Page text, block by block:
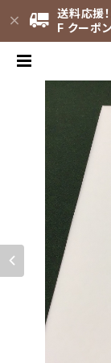
送料応援
F クーポ